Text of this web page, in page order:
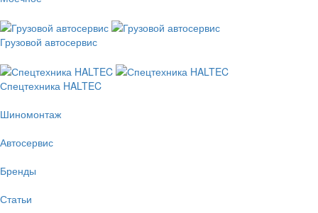
Грузовой автосервис
Спецтехника HALTEC
Шиномонтаж
Автосервис
Бренды
Статьи